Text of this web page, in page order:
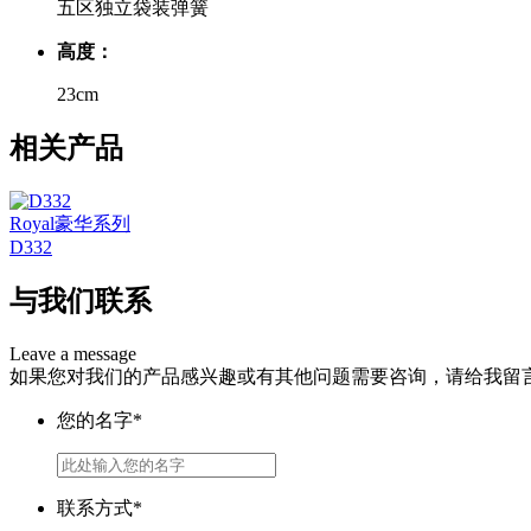
五区独立袋装弹簧
高度：
23cm
相关产品
Royal豪华系列
D332
与我们联系
Leave a message
如果您对我们的产品感兴趣或有其他问题需要咨询，请给我留
您的名字*
联系方式*